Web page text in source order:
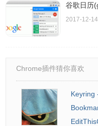
友同事加入使用。
谷歌日历
2017-12-14
Chrome插件猜你喜欢
Keyring